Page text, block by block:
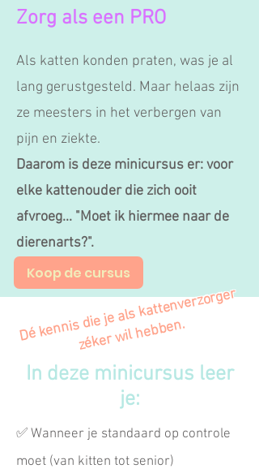
Zorg als een PRO
Als katten konden praten, was je al
lang gerustgesteld. Maar helaas zijn
ze meesters in het verbergen van
pijn en ziekte.
Daarom is deze minicursus er: voor
elke kattenouder die zich ooit
afvroeg... "Moet ik hiermee naar de
dierenarts?".
Koop de cursus
Dé kennis die je als kattenverzorger
zéker wil hebben.
In deze minicursus leer
je:
✅ Wanneer je standaard op controle
moet (van kitten tot senior)